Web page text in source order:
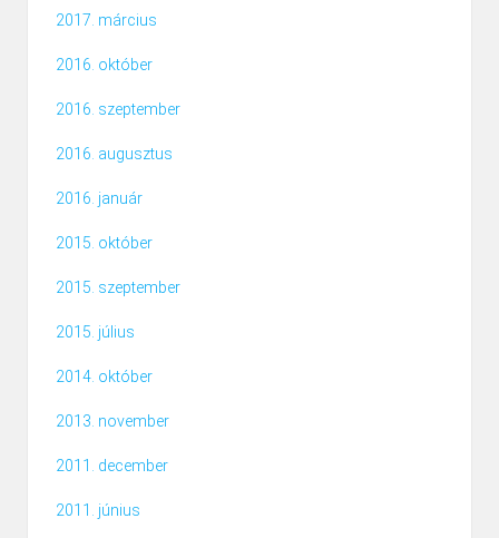
2017. március
2016. október
2016. szeptember
2016. augusztus
2016. január
2015. október
2015. szeptember
2015. július
2014. október
2013. november
2011. december
2011. június